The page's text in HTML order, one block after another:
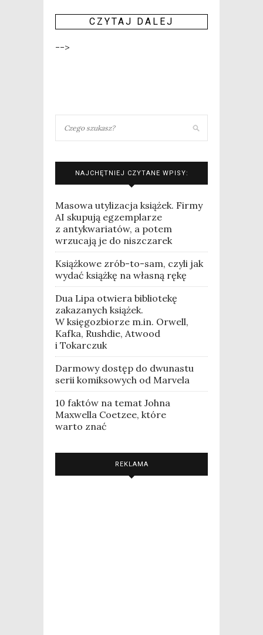
CZY­TAJ DALEJ
-->
NAJCHĘTNIEJ CZYTANE WPISY:
Masowa utylizacja książek. Firmy
AI skupują egzemplarze
z antykwariatów, a potem
wrzucają je do niszczarek
Książkowe zrób-to-sam, czyli jak
wydać książkę na własną rękę
Dua Lipa otwiera bibliotekę
zakazanych książek.
W księgozbiorze m.in. Orwell,
Kafka, Rushdie, Atwood
i Tokarczuk
Darmowy dostęp do dwunastu
serii komiksowych od Marvela
10 faktów na temat Johna
Maxwella Coetzee, które
warto znać
REKLAMA